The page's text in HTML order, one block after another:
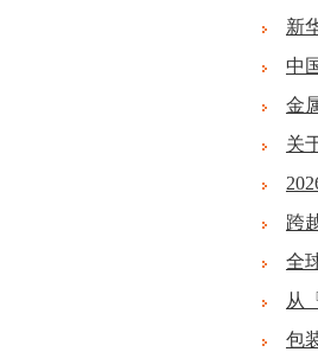
新
中
金
关
跨
全
从
包